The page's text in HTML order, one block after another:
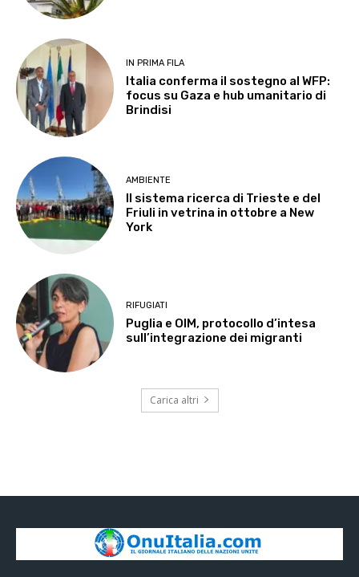
IN PRIMA FILA
Italia conferma il sostegno al WFP:
focus su Gaza e hub umanitario di
Brindisi
AMBIENTE
Il sistema ricerca di Trieste e del
Friuli in vetrina in ottobre a New
York
RIFUGIATI
Puglia e OIM, protocollo d’intesa
sull’integrazione dei migranti
Carica altri